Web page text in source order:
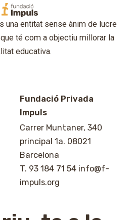
una entitat sense ànim de lucre
té com a objectiu millorar la
educativa.
Fundació Privada
Impuls
Carrer Muntaner, 340
principal 1a. 08021
Barcelona
T. 93 184 71 54 info@f-
impuls.org